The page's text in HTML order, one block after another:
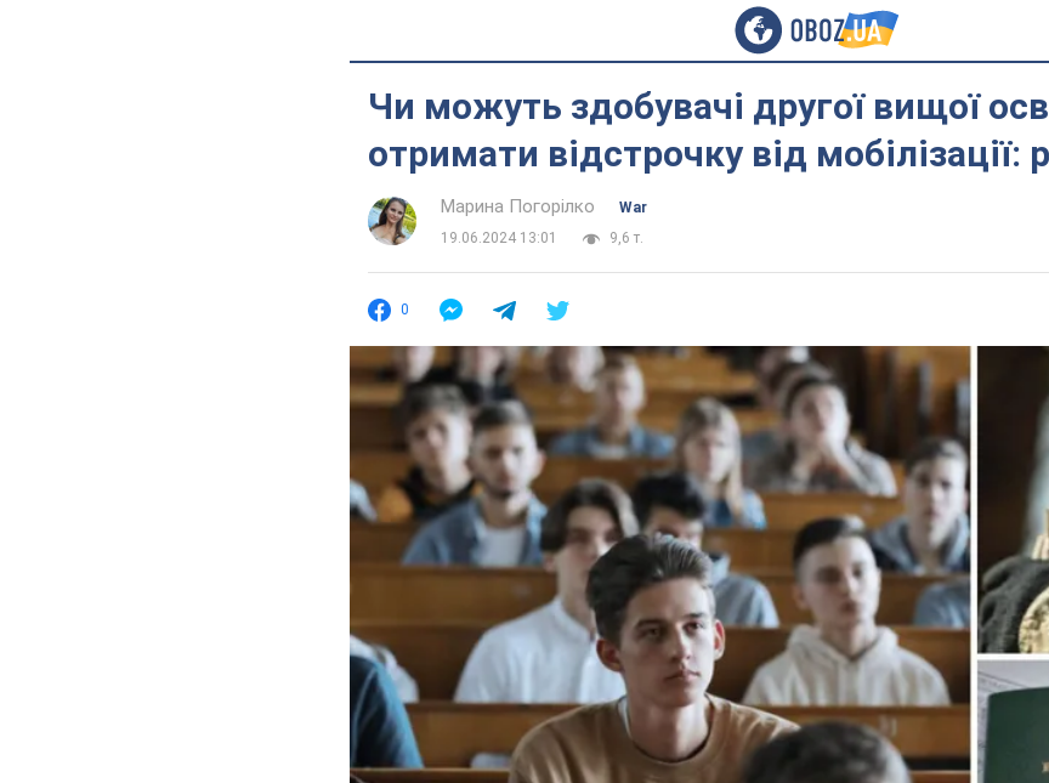
Чи можуть здобувачі другої вищої
отримати відстрочку від мобілізації:
Марина Погорілко
War
19.06.2024 13:01
9,6 т.
0